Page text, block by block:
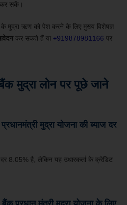
कर सकें।
के मुद्रा ऋण को पेश करने के लिए मुख्य विशेषज्ञ
कर सकते हैं या +919878981166 पर
बैंक मुद्रा लोन पर पूछे जाने
मुद्रा योजना की ब्याज दर
दर 8.05% है, लेकिन यह उधारकर्ता के क्रेडिट